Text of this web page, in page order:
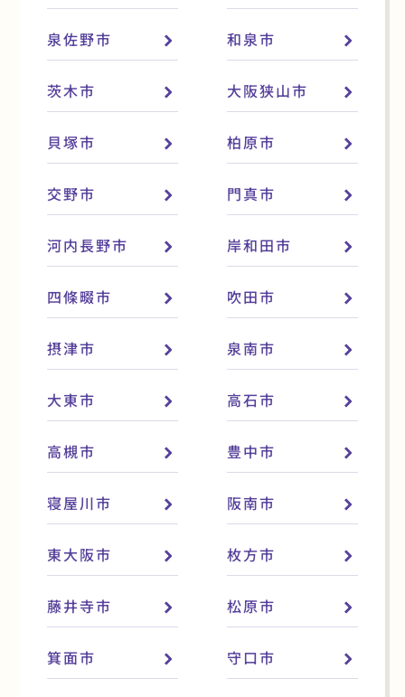
泉佐野市 和泉市
茨木市 大阪狭山市
貝塚市 柏原市
交野市 門真市
河内長野市 岸和田市
四條畷市 吹田市
摂津市 泉南市
大東市 高石市
高槻市 豊中市
寝屋川市 阪南市
東大阪市 枚方市
藤井寺市 松原市
箕面市 守口市